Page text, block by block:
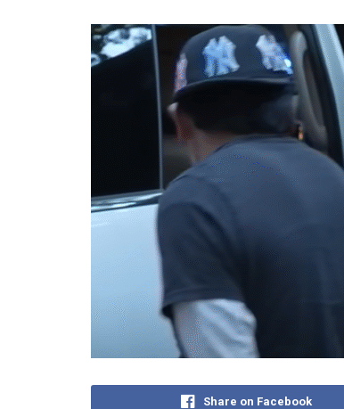
Share on Facebook